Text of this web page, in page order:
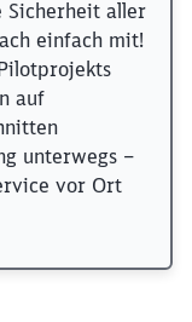
Sicherheit aller
einfach mit!
auf
unterwegs –
vor Ort